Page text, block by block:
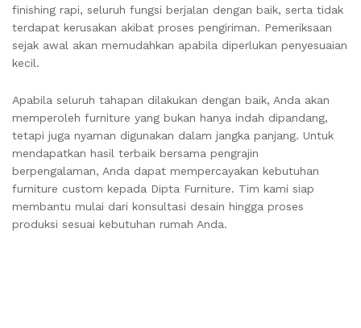
finishing rapi, seluruh fungsi berjalan dengan baik, serta tidak
terdapat kerusakan akibat proses pengiriman. Pemeriksaan
sejak awal akan memudahkan apabila diperlukan penyesuaian
kecil.
Apabila seluruh tahapan dilakukan dengan baik, Anda akan
memperoleh furniture yang bukan hanya indah dipandang,
tetapi juga nyaman digunakan dalam jangka panjang. Untuk
mendapatkan hasil terbaik bersama pengrajin
berpengalaman, Anda dapat mempercayakan kebutuhan
furniture custom kepada Dipta Furniture. Tim kami siap
membantu mulai dari konsultasi desain hingga proses
produksi sesuai kebutuhan rumah Anda.